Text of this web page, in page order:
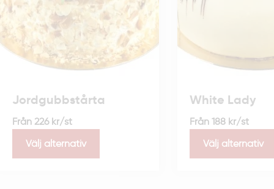
Jordgubbstårta
Från 226 kr/st
Välj alternativ
White Lady
Från 188 kr/st
Välj alternativ